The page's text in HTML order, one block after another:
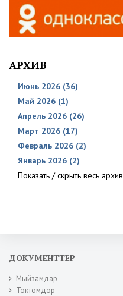
АРХИВ
Июнь 2026 (36)
Май 2026 (1)
Апрель 2026 (26)
Март 2026 (17)
Февраль 2026 (2)
Январь 2026 (2)
Показать / скрыть весь архив
ДОКУМЕНТТЕР
Мыйзамдар
Токтомдор